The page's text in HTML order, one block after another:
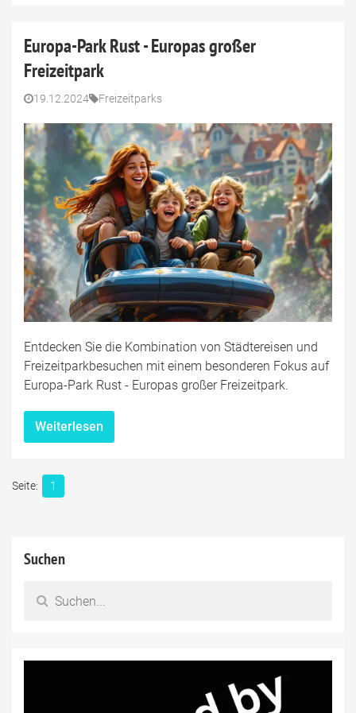
Europa-Park Rust - Europas großer
Freizeitpark
19.12.2024 Freizeitparks
Entdecken Sie die Kombination von Städtereisen und
Freizeitparkbesuchen mit einem besonderen Fokus auf
Europa-Park Rust - Europas großer Freizeitpark.
Weiterlesen
1
Suchen